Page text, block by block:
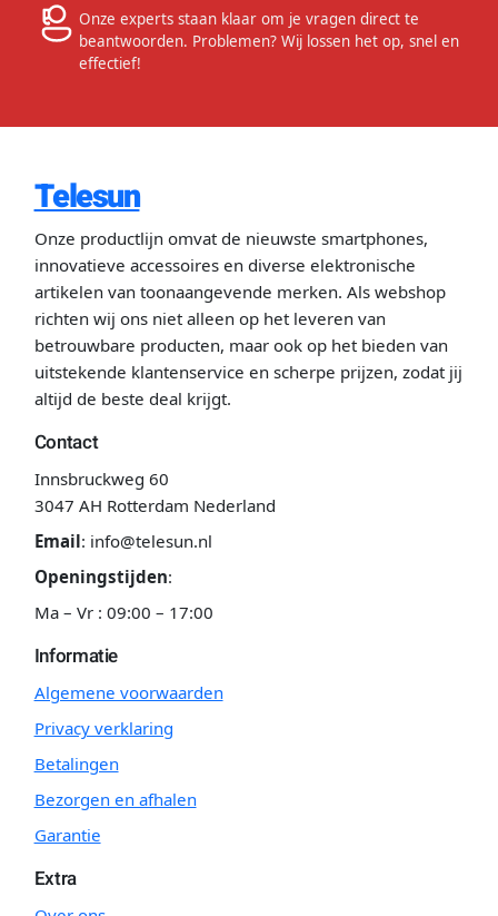
Onze experts staan klaar om je vragen direct te
beantwoorden. Problemen? Wij lossen het op, snel en
effectief!
Telesun
Onze productlijn omvat de nieuwste smartphones,
innovatieve accessoires en diverse elektronische
artikelen van toonaangevende merken. Als webshop
richten wij ons niet alleen op het leveren van
betrouwbare producten, maar ook op het bieden van
uitstekende klantenservice en scherpe prijzen, zodat jij
altijd de beste deal krijgt.
Contact
Innsbruckweg 60
3047 AH Rotterdam Nederland
Email: info@telesun.nl
Openingstijden:
Ma – Vr : 09:00 – 17:00
Informatie
Algemene voorwaarden
Privacy verklaring
Betalingen
Bezorgen en afhalen
Garantie
Extra